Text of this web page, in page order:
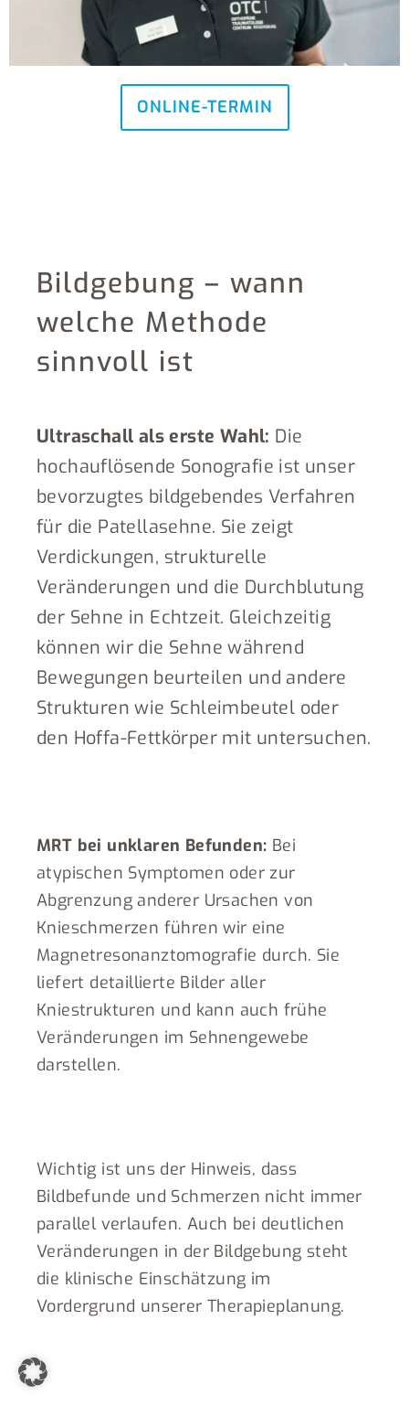
ONLINE-TERMIN
Bildgebung – wann
welche Methode
sinnvoll ist
Ultraschall als erste Wahl: Die
hochauflösende Sonografie ist unser
bevorzugtes bildgebendes Verfahren
für die Patellasehne. Sie zeigt
Verdickungen, strukturelle
Veränderungen und die Durchblutung
der Sehne in Echtzeit. Gleichzeitig
können wir die Sehne während
Bewegungen beurteilen und andere
Strukturen wie Schleimbeutel oder
den Hoffa-Fettkörper mit untersuchen.
MRT bei unklaren Befunden: Bei
atypischen Symptomen oder zur
Abgrenzung anderer Ursachen von
Knieschmerzen führen wir eine
Magnetresonanztomografie durch. Sie
liefert detaillierte Bilder aller
Kniestrukturen und kann auch frühe
Veränderungen im Sehnengewebe
darstellen.
Wichtig ist uns der Hinweis, dass
Bildbefunde und Schmerzen nicht immer
parallel verlaufen. Auch bei deutlichen
Veränderungen in der Bildgebung steht
die klinische Einschätzung im
Vordergrund unserer Therapieplanung.